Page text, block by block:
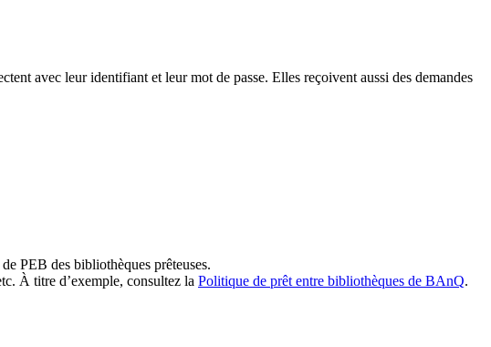
avec leur identifiant et leur mot de passe. Elles reçoivent aussi des demandes
PEB des bibliothèques prêteuses.
À titre d’exemple, consultez la Politique de prêt entre bibliothèques de BAnQ.